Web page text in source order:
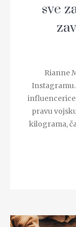
sve
Rianne
Instagramu.
influencerice
pravu
kilograma,